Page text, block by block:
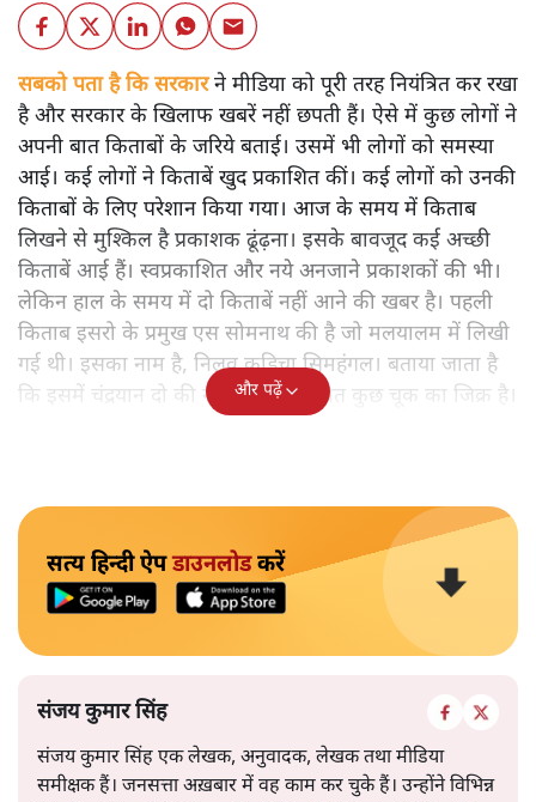
सबको पता है कि सरकारने मीडिया को पूरी तरह नियंत्रित कर रखा
है और सरकार के खिलाफ खबरें नहीं छपती हैं। ऐसे में कुछ लोगों ने
अपनी बात किताबों के जरिये बताई। उसमें भी लोगों को समस्या
आई। कई लोगों ने किताबें खुद प्रकाशित कीं। कई लोगों को उनकी
किताबों के लिए परेशान किया गया। आज के समय में किताब
लिखने से मुश्किल है प्रकाशक ढूंढ़ना। इसके बावजूद कई अच्छी
किताबें आई हैं। स्वप्रकाशित और नये अनजाने प्रकाशकों की भी।
लेकिन हाल के समय में दो किताबें नहीं आने की खबर है। पहली
किताब इसरो के प्रमुख एस सोमनाथ की है जो मलयालम में लिखी
गई थी। इसका नाम है, निलवु कुडिचा सिमहंगल। बताया जाता है
कि इसमें चंद्रयान दो की नाकामी से संबंधित कुछ चूक का जिक्र है।
और पढ़ें
सत्य हिन्दी ऐपडाउनलोडकरें
संजय कुमार सिंह
संजय कुमार सिंह एक लेखक, अनुवादक, लेखक तथा मीडिया
समीक्षक हैं। जनसत्ता अख़बार में वह काम कर चुके हैं। उन्होंने विभिन्न